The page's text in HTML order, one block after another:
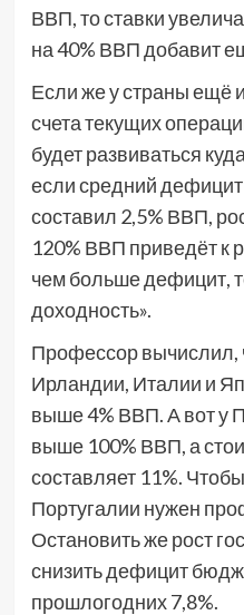
ВВП, то ставки
на 40% ВВП добавит
Если же у страны ещё
счета текущих
будет развиваться
если средний дефицит
составил 2,5% ВВП,
120% ВВП приведёт к
чем больше дефицит,
доходность».
Профессор вычислил,
Ирландии, Италии и
выше 4% ВВП. А вот у
выше 100% ВВП, а
составляет 11%.
Португалии нужен
Остановить же рост
снизить дефицит
прошлогодних 7,8%.